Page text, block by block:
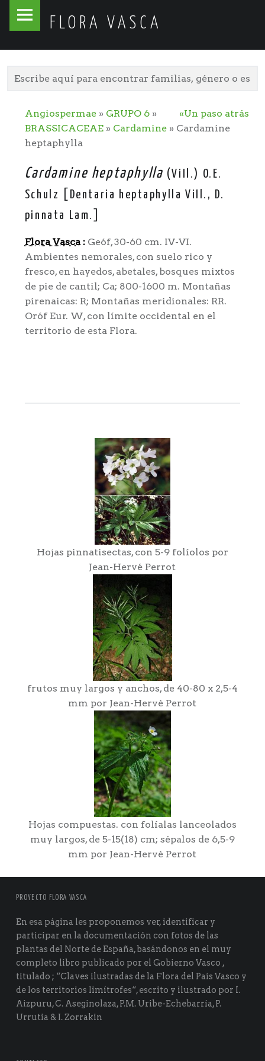
FLORA VASCA
Flora
Skip
«Un paso atrás
Angiospermae» GRUPO 6»
BRASSICACEAE» Cardamine» Cardamine
heptaphylla
Cardamine heptaphylla (ViIl.) O.E.
Schulz [Dentaria heptaphylla ViIl., D.
pinnata Lam.]
Flora Vasca:Geóf, 30-60 cm. IV-VI.
Ambientes nemorales, con suelo rico y
fresco, en hayedos, abetales, bosques mixtos
de pie de cantil; Ca; 800-1600 m. Montañas
pirenaicas: R; Montañas meridionales: RR.
Oróf Eur. W, con límite occidental en el
territorio de esta Flora.
Hojas pinnatisectas, con 5-9 folíolos por
Jean-Hervé Perrot
frutos muy largos y anchos, de 40-80 x 2,5-4
mm por Jean-Hervé Perrot
Hojas compuestas. con folíalas lanceolados
muy largos, de 5-15(18) cm; sépalos de 6,5-9
mm por Jean-Hervé Perrot
PROYECTO FLORA VASCA
En esa página les proponemos ver, identificar y
participar en la documentación con fotos de las
plantas del Norte de España, basándonos en el muy
completo libro publicado por el Gobierno Vasco ,
titulado ; “Claves ilustradas de la Flora del País Vasco y
de los territorios limítrofes“, escrito y ilustrado por I.
Aizpuru, C. Aseginolaza, P.M. Uribe-Echebarría, P.
Urrutia & I. Zorrakin